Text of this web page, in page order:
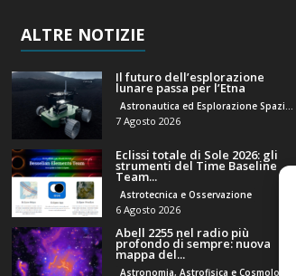
ALTRE NOTIZIE
Il futuro dell’esplorazione
lunare passa per l’Etna
Astronautica ed Esplorazione Spaziale
7 Agosto 2026
Eclissi totale di Sole 2026: gli
strumenti del Time Baseline
Team...
Astrotecnica e Osservazione
6 Agosto 2026
Abell 2255 nel radio più
profondo di sempre: nuova
mappa del...
Astronomia, Astrofisica e Cosmologia